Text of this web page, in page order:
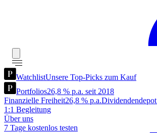
WatchlistUnsere Top-Picks zum Kauf
Portfolios26,8 % p.a. seit 2018
Finanzielle Freiheit26,8 % p.a.Dividendendepot
1:1 Begleitung
Über uns
7 Tage kostenlos testen